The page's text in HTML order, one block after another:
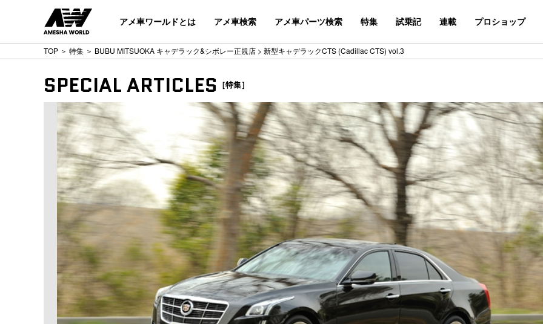
アメ車ワールドとは アメ車検索 アメ車パーツ検索 特集 試乗記 連載 プロショップ
TOP ＞ 特集 ＞ BUBU MITSUOKA キャデラック&シボレー正規店 > 新型キャデラックCTS (Cadillac CTS) vol.3
SPECIAL ARTICLES ［特集］